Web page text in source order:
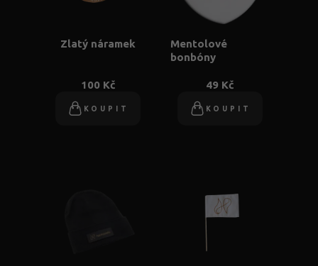
Zlatý náramek
100 Kč
KOUPIT
Mentolové
bonbóny
49 Kč
KOUPIT